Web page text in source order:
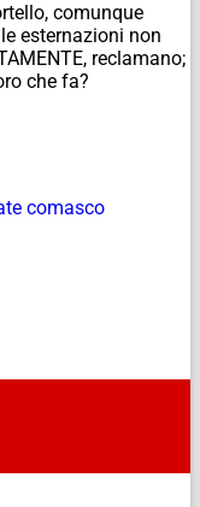
comunque
esternazioni non
reclamano;
che fa?
comasco